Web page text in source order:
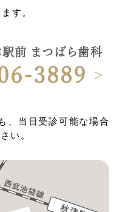
す。
駅前 まつばら歯科
3889
、当日受診可能な場合
い。